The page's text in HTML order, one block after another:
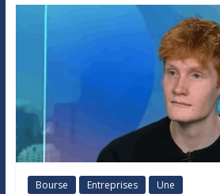
Bourse Entreprises Une